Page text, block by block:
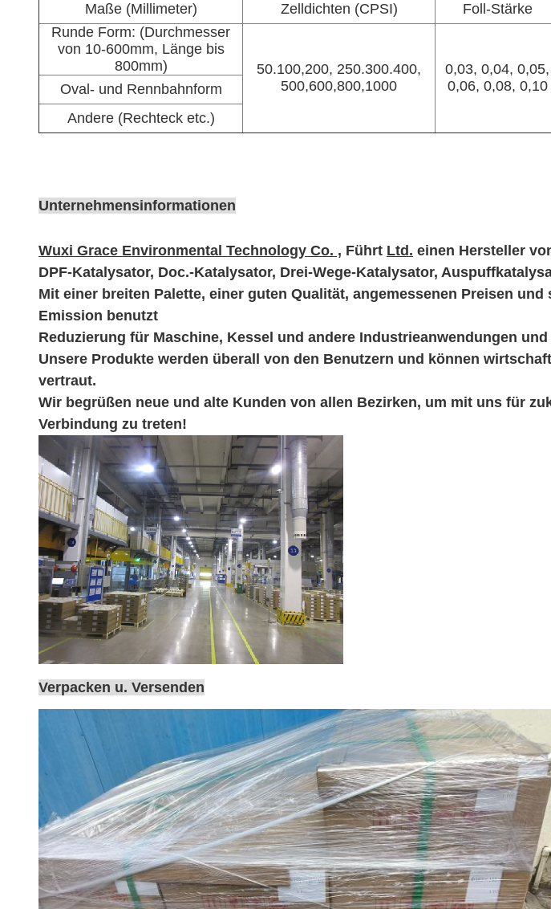
Maße (Millimeter)
Zelldichten (CPSI)
Foll-Stärke
Runde Form: (Durchmesser
von 10-600mm, Länge bis
800mm)
50.100,200, 250.300.400,
500,600,800,1000
0,03, 0,04, 0,05,
0,06, 0,08, 0,10
Oval- und Rennbahnform
Andere (Rechteck etc.)
Unternehmensinformationen
Wuxi Grace Environmental Technology Co. , Führt Ltd. einen Hersteller
DPF-Katalysator, Doc.-Katalysator, Drei-Wege-Katalysator,
Mit einer breiten Palette, einer guten Qualität, angemessenen Preisen
Emission benutzt
Reduzierung für Maschine, Kessel und andere Industrieanwendungen
Unsere Produkte werden überall von den Benutzern und können
vertraut.
Wir begrüßen neue und alte Kunden von allen Bezirken, um mit uns für
Verbindung zu treten!
Verpacken u. Versenden